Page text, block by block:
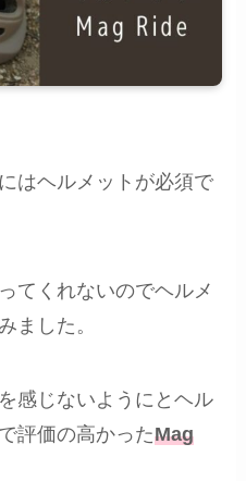
はヘルメットが必須で
てくれないのでヘルメ
ました。
感じないようにとヘル
評価の高かったMag